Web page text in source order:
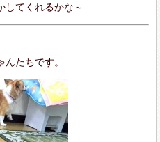
してくれるかな～
たちです。